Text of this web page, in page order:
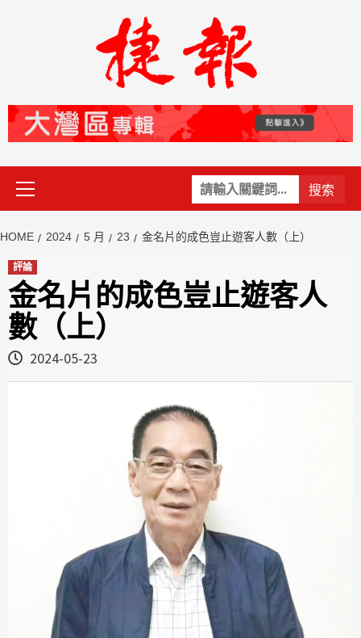
關
鍵
Primary
Menu
HOME 2024 5 月 23 金名片的成色豈止遊客人數（上）
評論
金名片的成色豈止遊客人
數（上）
2024-05-23